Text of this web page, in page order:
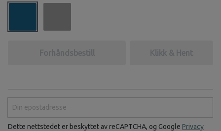
Forhåndsbestill Klikk & Hent
Dette nettstedet er beskyttet av reCAPTCHA, og Google Privacy